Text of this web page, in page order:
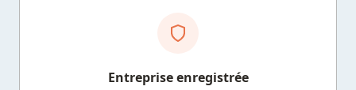
Entreprise enregistrée